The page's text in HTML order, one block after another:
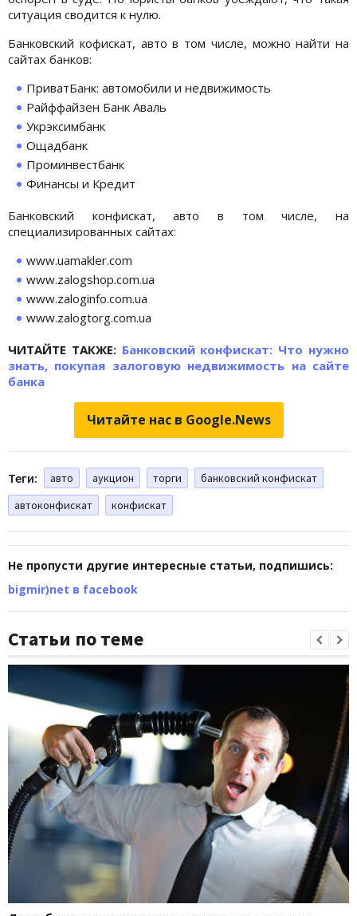
ситуация сводится к нулю.
Банковский кофискат, авто в том числе, можно найти на
сайтах банков:
ПриватБанк: автомобили и недвижимость
Райффайзен Банк Аваль
Укрэксимбанк
Ощадбанк
Проминвестбанк
Финансы и Кредит
Банковский конфискат, авто в том числе, на
специализированных сайтах:
www.uamakler.com
www.zalogshop.com.ua
www.zaloginfo.com.ua
www.zalogtorg.com.ua
ЧИТАЙТЕ ТАКЖЕ: Банковский конфискат: Что нужно
знать, покупая залоговую недвижимость на сайте
банка
Читайте нас в Google.News
Теги: авто аукцион торги
банковский конфискат
автоконфискат
конфискат
Не пропусти другие интересные статьи, подпишись:
bigmir)net в facebook
Статьи по теме